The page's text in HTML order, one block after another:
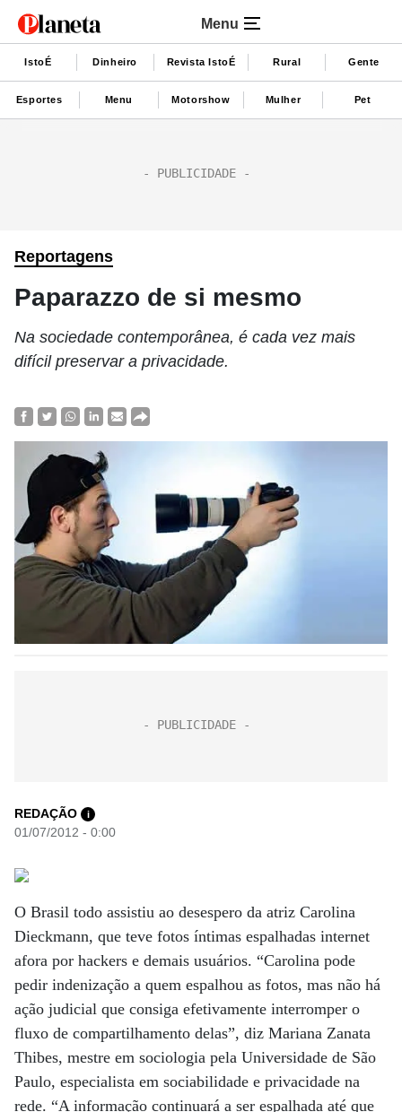
Menu
IstoÉ Dinheiro Revista IstoÉ Rural Gente
Esportes Menu Motorshow Mulher Pet
Reportagens
Paparazzo de si mesmo
Na sociedade contemporânea, é cada vez mais
difícil preservar a privacidade.
REDAÇÃO i
01/07/2012 - 0:00
O Brasil todo assistiu ao desespero da atriz Carolina
Dieckmann, que teve fotos íntimas espalhadas internet
afora por hackers e demais usuários. “Carolina pode
pedir indenização a quem espalhou as fotos, mas não há
ação judicial que consiga efetivamente interromper o
fluxo de compartilhamento delas”, diz Mariana Zanata
Thibes, mestre em sociologia pela Universidade de São
Paulo, especialista em sociabilidade e privacidade na
rede. “A informação continuará a ser espalhada até que